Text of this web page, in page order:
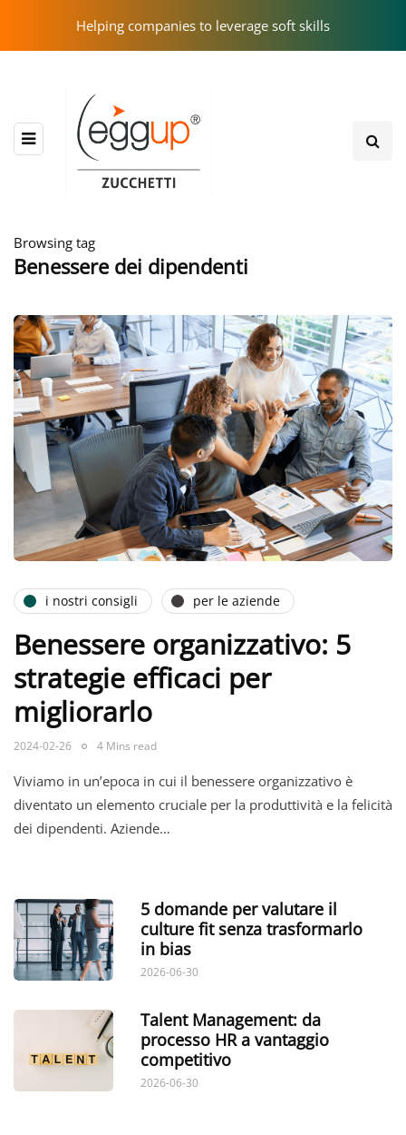
Helping companies to leverage soft skills
Browsing tag
Benessere dei dipendenti
i nostri consigli per le aziende
Benessere organizzativo: 5
strategie efficaci per
migliorarlo
2024-02-26 4 Mins read
Viviamo in un’epoca in cui il benessere organizzativo è
diventato un elemento cruciale per la produttività e la felicità
dei dipendenti. Aziende…
5 domande per valutare il
culture fit senza trasformarlo
in bias
2026-06-30
Talent Management: da
processo HR a vantaggio
competitivo
2026-06-30